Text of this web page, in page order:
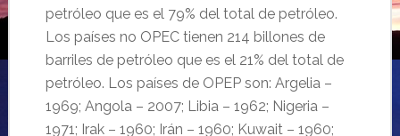
petróleo que es el 79% del total de petróleo.
Los países no OPEC tienen 214 billones de
barriles de petróleo que es el 21% del total de
petróleo. Los países de OPEP son: Argelia –
1969; Angola – 2007; Libia – 1962; Nigeria –
1971; Irak – 1960; Irán – 1960; Kuwait – 1960;